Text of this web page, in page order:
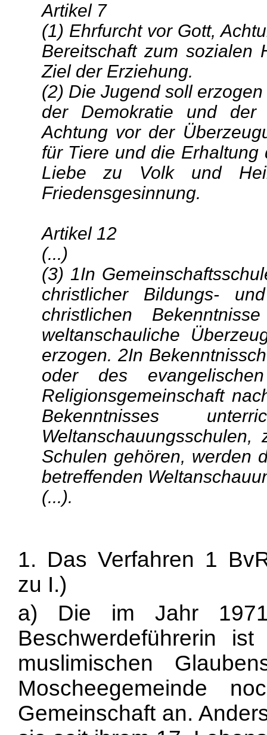
Artikel 7
(1) Ehrfurcht vor Gott,
Bereitschaft zum sozialen
Ziel der Erziehung.
(2) Die Jugend soll
der Demokratie und
Achtung vor der
für Tiere und die
Liebe zu Volk und
Friedensgesinnung.
Artikel 12
(...)
(3) 1In
christlicher Bildungs-
christlichen
weltanschauliche
erzogen. 2In
oder des
Religionsgemeinschaft
Bekenntnisses
Schulen gehören, werden
betreffenden
(...).
1. Das Verfahren 1
zu I.)
a) Die im Jahr 1971
Beschwerdeführerin
muslimischen
Moscheegemeinde
Gemeinschaft an.